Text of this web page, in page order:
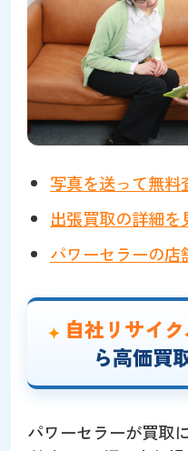
写真を送って無料
出張買取の詳細を
パワーセラーの店
自社リサイ
ら高価買
パワーセラーが買取